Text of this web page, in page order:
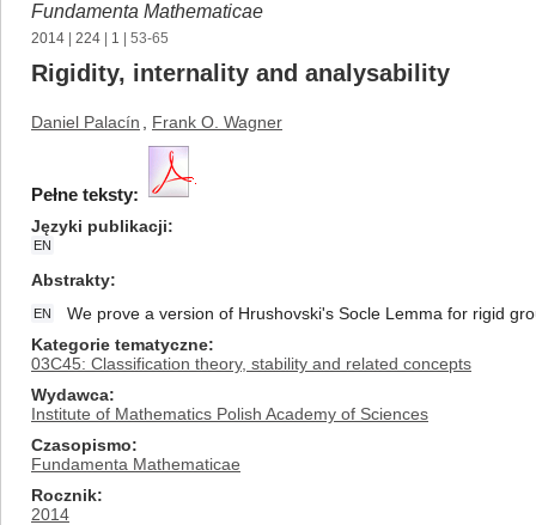
Fundamenta Mathematicae
2014 224 1 | 53-65
Rigidity, internality and analysability
Daniel Palacín Frank O. Wagner
Pełne teksty:
Języki publikacji
EN
Abstrakty
EN
We prove a version of Hrushovski's Socle Lemma for rigid
Kategorie tematyczne
03C45: Classification theory, stability and related concepts
Wydawca
Institute of Mathematics Polish Academy of Sciences
Czasopismo
Fundamenta Mathematicae
Rocznik
2014